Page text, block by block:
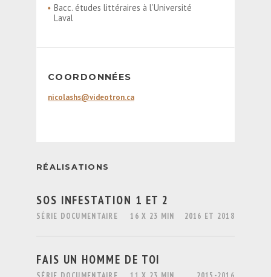
Bacc. études littéraires à l’Université
Laval
COORDONNÉES
nicolashs@videotron.ca
RÉALISATIONS
SOS INFESTATION 1 ET 2
SÉRIE DOCUMENTAIRE 16 X 23 MIN 2016 ET 2018
FAIS UN HOMME DE TOI